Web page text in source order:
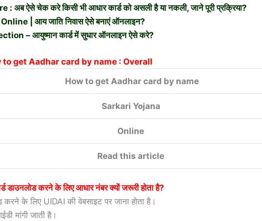
ऐसे चेक करे किसी भी आधार कार्ड को असली है या नकली, जाने पूरी प्रक्रिया?
| आय जाति निवास ऐसे बनाएं ऑनलाइन?
– आयुष्मान कार्ड में सुधार ऑनलाइन ऐसे करे?
to get Aadhar card by name : Overall
How to get Aadhar card by name
Sarkari Yojana
Online
Read this article
डाउनलोड करने के लिए आधार नंबर क्यों जरूरी होता है?
करने के लिए UIDAI की वेबसाइट पर जाना होता है।
मांगी जाती है।